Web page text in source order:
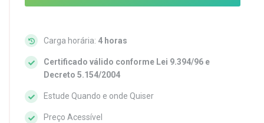
Carga horária: 4 horas
Certificado válido conforme Lei 9.394/96 e
Decreto 5.154/2004
Estude Quando e onde Quiser
Preço Acessível